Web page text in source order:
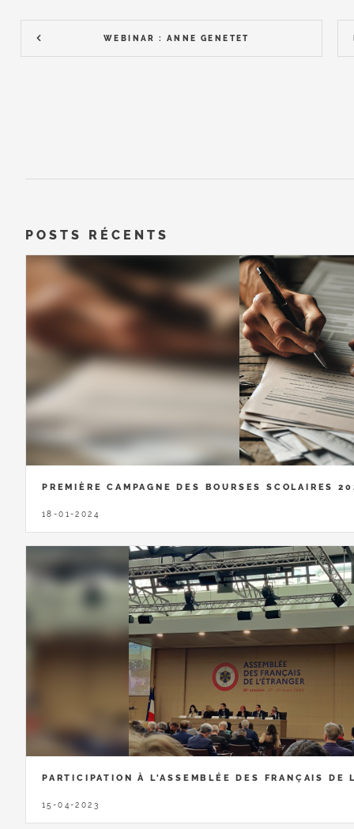
WEBINAR : ANNE GENETET
POSTS RÉCENTS
PREMIÈRE CAMPAGNE DES BOURSES SCOLAIRES
18-01-2024
PARTICIPATION À L'ASSEMBLÉE DES FRANÇAIS DE
15-04-2023